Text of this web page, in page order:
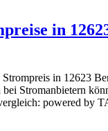
in
in 12623
Stromanbietern
powered by